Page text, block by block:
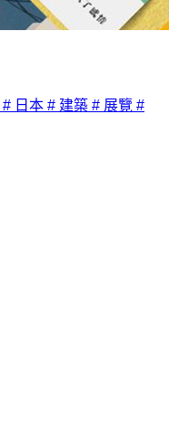
# 日本 # 建築 # 展覽 #